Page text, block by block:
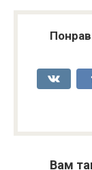
Вам